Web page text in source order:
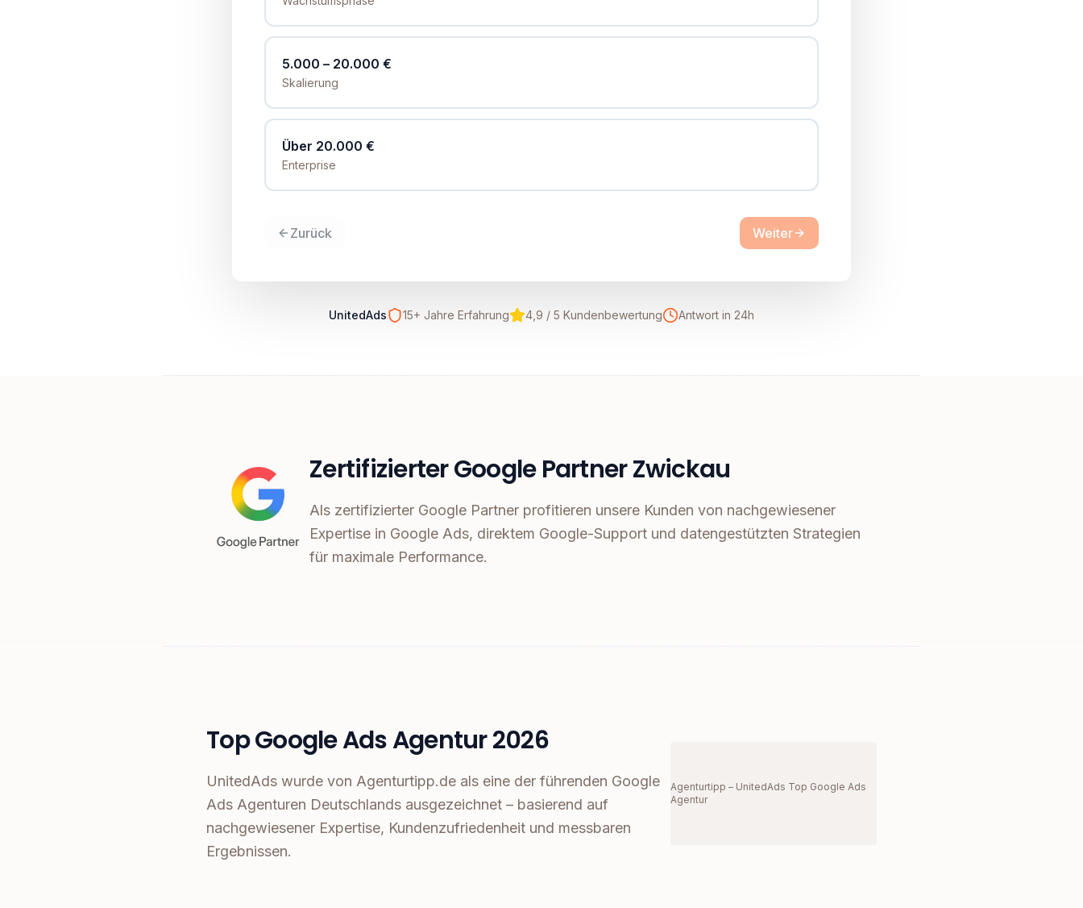
5.000 – 20.000 €
Skalierung
Über 20.000 €
Enterprise
Zurück Weiter
UnitedAds 15+ Jahre Erfahrung 4,9 / 5 Kundenbewertung Antwort in 24h
Zertifizierter Google Partner Zwickau
Als zertifizierter Google Partner profitieren unsere Kunden von nachgewiesener
Expertise in Google Ads, direktem Google-Support und datengestützten Strategien
für maximale Performance.
Agenturtipp – UnitedAds Top Google Ads
Agentur
Top Google Ads Agentur 2026
UnitedAds wurde von Agenturtipp.de als eine der führenden Google
Ads Agenturen Deutschlands ausgezeichnet – basierend auf
nachgewiesener Expertise, Kundenzufriedenheit und messbaren
Ergebnissen.